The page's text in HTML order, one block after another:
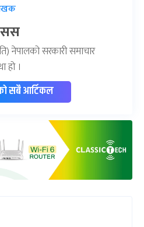
नेपालको सरकारी समाचार
हो ।
सबै आर्टिकल